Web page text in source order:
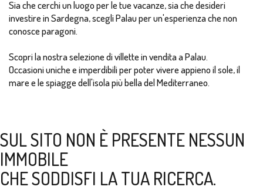
Sia che cerchi un luogo per le tue vacanze, sia che desideri
investire in Sardegna, scegli Palau per un'esperienza che non
conosce paragoni.
Scopri la nostra selezione di villette in vendita a Palau.
Occasioni uniche e imperdibili per poter vivere appieno il sole, il
mare e le spiagge dell'isola più bella del Mediterraneo.
SUL SITO NON È PRESENTE NESSUN
IMMOBILE
CHE SODDISFI LA TUA RICERCA.